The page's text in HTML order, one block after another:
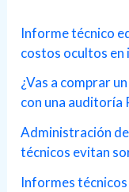
p
o
r
:
Informe técnico
costos ocultos en
¿Vas a comprar
con una auditoría
Administración
técnicos evitan
Informes